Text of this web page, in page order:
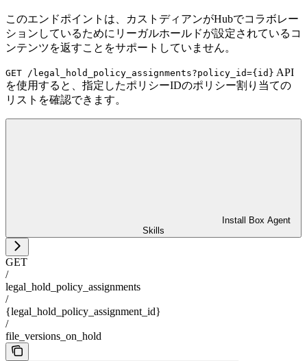
このエンドポイントは、カストディアンがHubでコラボレー
ションしているためにリーガルホールドが設定されているコ
ンテンツを返すことをサポートしていません。
GET /legal_hold_policy_assignments?policy_id={id} API
を使用すると、指定したポリシーIDのポリシー割り当ての
リストを確認できます。
Install Box Agent
Skills
GET
/
legal_hold_policy_assignments
/
{legal_hold_policy_assignment_id}
/
file_versions_on_hold